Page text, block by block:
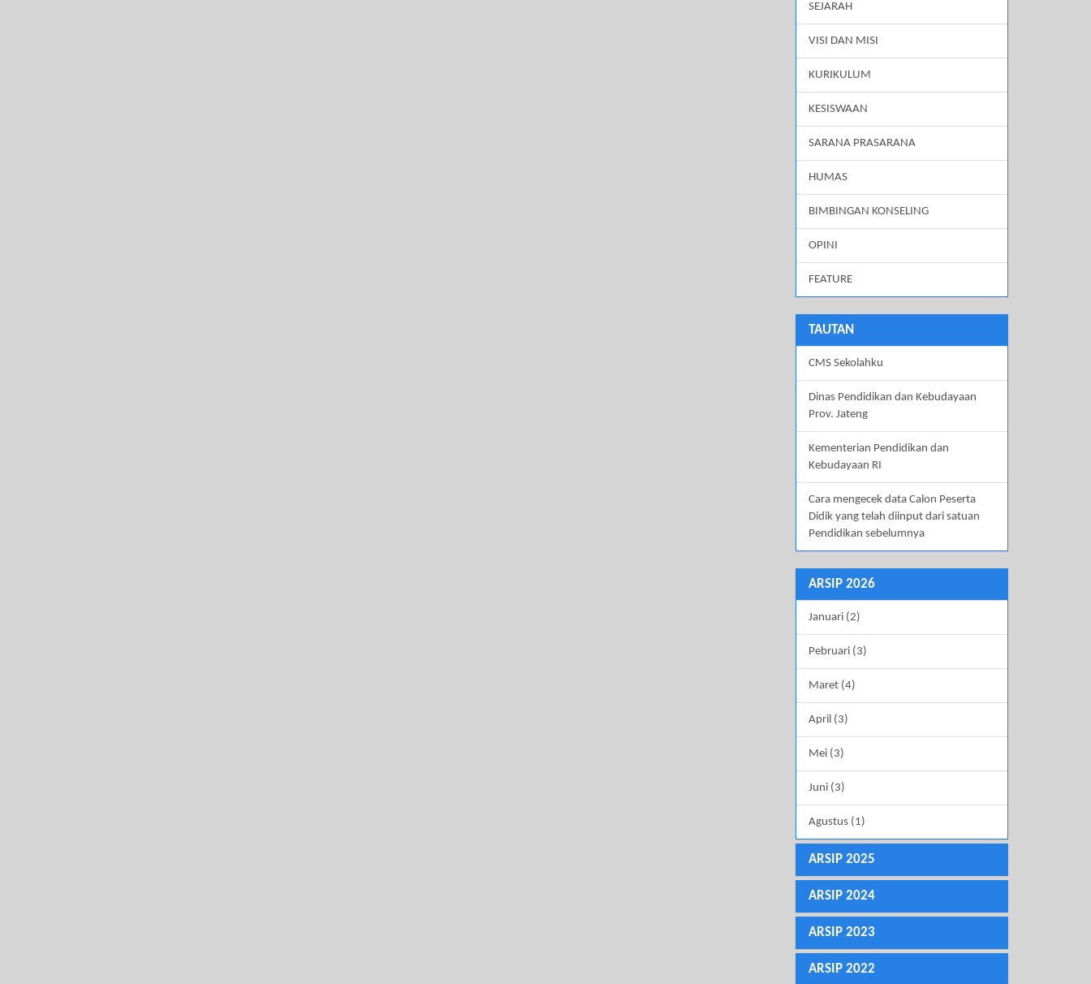
SEJARAH
VISI DAN MISI
KURIKULUM
KESISWAAN
SARANA PRASARANA
HUMAS
BIMBINGAN KONSELING
OPINI
FEATURE
TAUTAN
CMS Sekolahku
Dinas Pendidikan dan Kebudayaan
Prov. Jateng
Kementerian Pendidikan dan
Kebudayaan RI
Cara mengecek data Calon Peserta
Didik yang telah diinput dari satuan
Pendidikan sebelumnya
ARSIP 2026
Januari (2)
Pebruari (3)
Maret (4)
April (3)
Mei (3)
Juni (3)
Agustus (1)
ARSIP 2025
ARSIP 2024
ARSIP 2023
ARSIP 2022